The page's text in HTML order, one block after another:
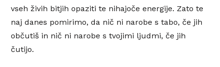
vseh živih bitjih opaziti te nihajoče energije. Zato te
naj danes pomirimo, da nič ni narobe s tabo, če jih
občutiš in nič ni narobe s tvojimi ljudmi, če jih
čutijo.